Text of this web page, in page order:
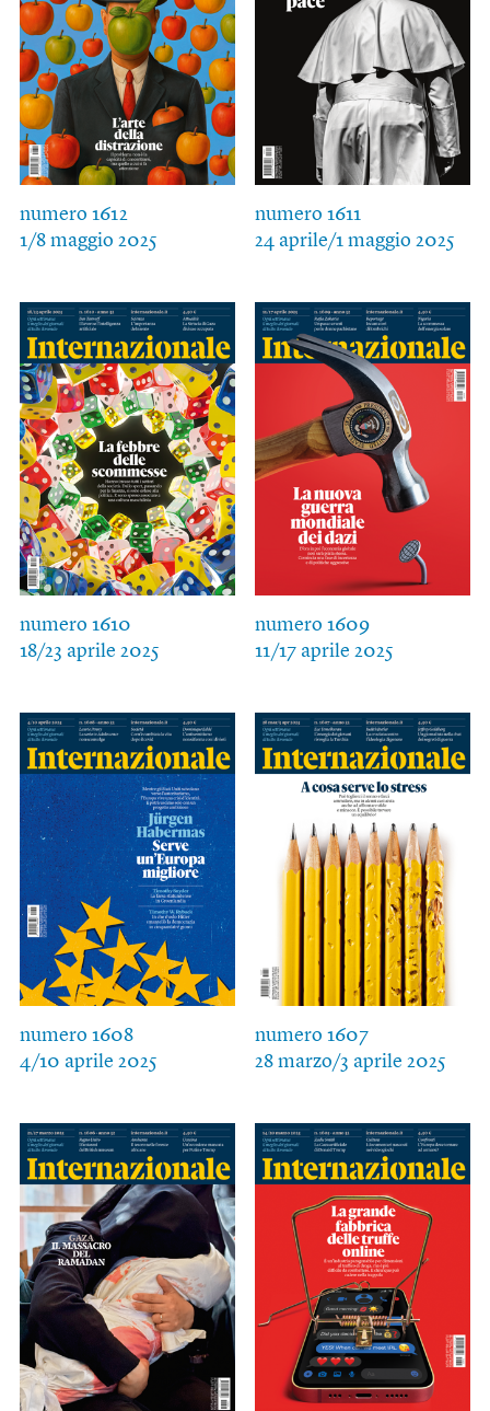
numero 1612
1/8 maggio 2025
numero 1611
24 aprile/1 maggio 2025
numero 1610
18/23 aprile 2025
numero 1609
11/17 aprile 2025
numero 1608
4/10 aprile 2025
numero 1607
28 marzo/3 aprile 2025